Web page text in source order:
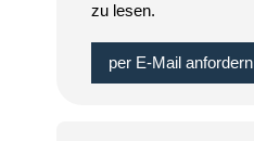
zu lesen.
per E-Mail anfordern